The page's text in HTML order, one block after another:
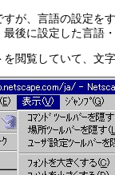
すが、言語の設定を
最後に設定した言語
を閲覧していて、文